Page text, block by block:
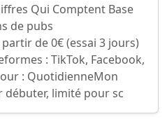
Qui Comptent Base
de pubs
de 0€ (essai 3 jours)
: TikTok, Facebook,
: QuotidienneMon
débuter, limité pour sc